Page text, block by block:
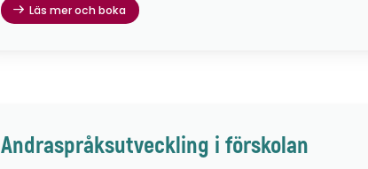
Läs mer och boka
Andraspråksutveckling i förskolan